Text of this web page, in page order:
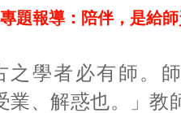
題報導：陪伴，是給
之學者必有師。
業、解惑也。」教